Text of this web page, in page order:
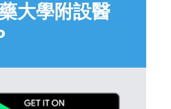
大學附設醫